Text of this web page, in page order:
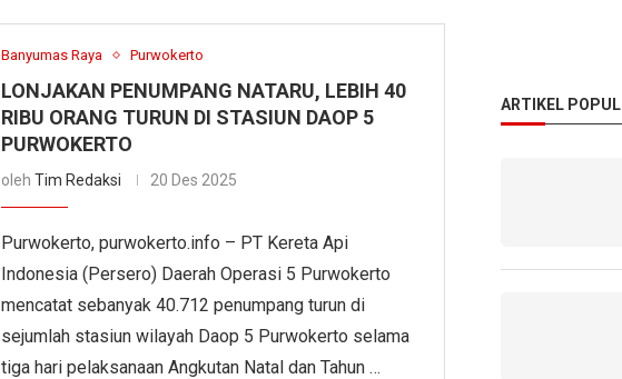
Banyumas Raya Purwokerto
LONJAKAN PENUMPANG NATARU, LEBIH 40
RIBU ORANG TURUN DI STASIUN DAOP 5
PURWOKERTO
olehTim Redaksi 20 Des 2025
Purwokerto, purwokerto.info – PT Kereta Api
Indonesia (Persero) Daerah Operasi 5 Purwokerto
mencatat sebanyak 40.712 penumpang turun di
sejumlah stasiun wilayah Daop 5 Purwokerto selama
tiga hari pelaksanaan Angkutan Natal dan Tahun …
ARTIKEL